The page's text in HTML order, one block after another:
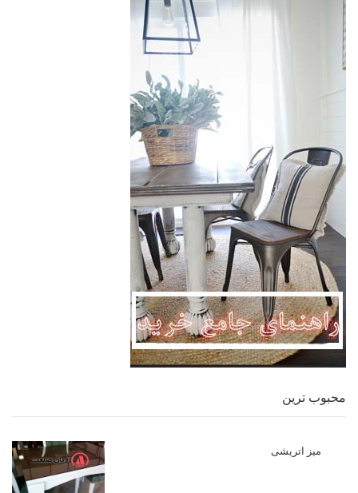
محبوب ترین
میز اتریشی